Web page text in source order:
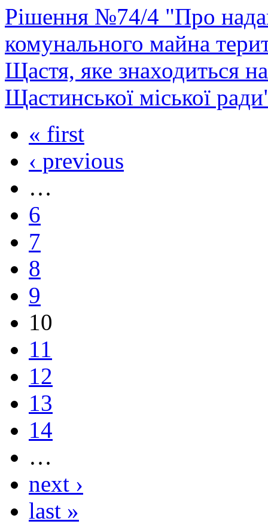
Рішення №74/4 "Про
комунального майна
Щастя, яке знаходиться
Щастинської міської
« first
‹ previous
…
6
7
8
9
10
11
12
13
14
…
next ›
last »